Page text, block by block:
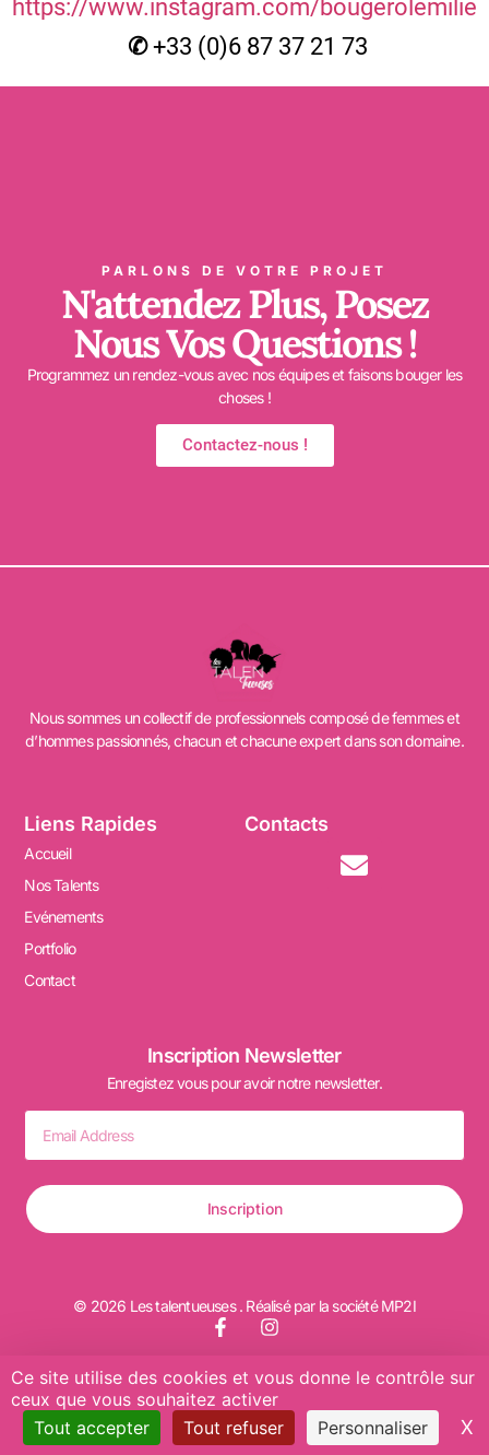
Ce site utilise des cookies et vous donne le contrôle sur
ceux que vous souhaitez activer
Tout accepter
Tout refuser Personnaliser X
https://www.instagram.com/bougerolemilie
✆+33 (0)6 87 37 21 73
PARLONS DE VOTRE PROJET
N'attendez Plus, Posez
Nous Vos Questions !
Programmez un rendez-vous avec nos équipes et faisons bouger les
choses !
Contactez-nous !
Nous sommes un collectif de professionnels composé de femmes et
d’hommes passionnés, chacun et chacune expert dans son domaine.
Liens Rapides
Accueil
Nos Talents
Evénements
Portfolio
Contact
Contacts
Inscription Newsletter
Enregistez vous pour avoir notre newsletter.
Inscription
© 2026 Les talentueuses . Réalisé par la société MP2I
Mentions légales